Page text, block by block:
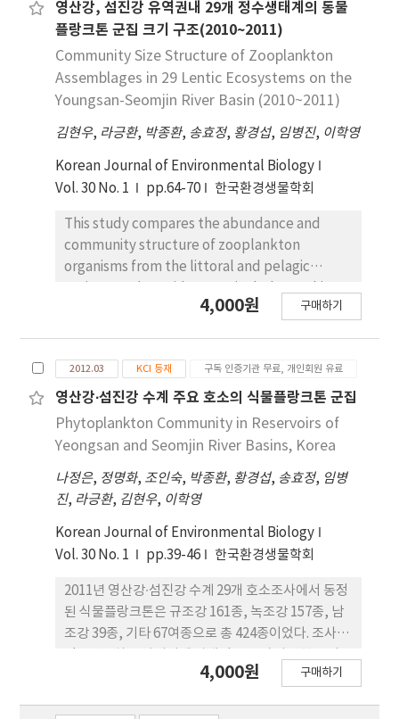
(TSIm)에 따른 영양단계 평가 결과는 연평균 중영양
상태로 나타났다. 식물플랑크톤 총 출현종수는 53종
으로 규조류 28종, 녹조류 13종, 남조류 3종, 기타 9
종이 확인되었다. 현존량은 113~2,909 cells mL-1
의 범위를 보였다. 동물플랑크톤 총 출현 종수는 16종
으로 출현 분류군별로는 윤충류 10종, 지각류와 요각
류가 각각 4종과 2종이 확인되었고 현존량은
309~435 ind. L-1의 범위로 나타났다. 저서성대형무
척추동물은 총 12목 21과 33종으로 1038개체가 출현
하였으며, 우점종은 등 줄하루살이였고 아우점종은
두점하루살이로 나타났다. 수생식물은 총 9종으로 정
수식물 8종, 부유식물 1종이 확인되었다. 생태계교란
야생식물로는 돼지풀과 물참새피가 출현하였다. 어류
는 총 30종 613개체가 확인되었다. 한국 고유종은 10
종으로 33.3%의 고유도를 나타냈고, 외래도입어종
영산강, 섬진강 유역권내 29개 정수생태계의 동물
플랑크톤 군집 크기 구조(2010~2011)
Community Size Structure of Zooplankton
Assemblages in 29 Lentic Ecosystems on the
Youngsan-Seomjin River Basin (2010~2011)
김현우, 라긍환, 박종환, 송효정, 황경섭, 임병진, 이학영
Korean Journal of Environmental Biology
Vol. 30 No. 1
pp.64-70 한국환경생물학회
This study compares the abundance and
community structure of zooplankton
organisms from the littoral and pelagic
levels vs. zooplankton abundances.
temperate lakes and reservoirs, which
belong to two different river basins
(Youngsan and Seomjin River). The spatial
pattern of rotifers was similar to that of total
fact that rotifers strongly dominated the
zooplankton community. There were
considerable spatial variations in total
zooplankton abundance (ANOVA, p＜0.01),
while there were no significant differences
both in littoral and pelagic regions in
abundance of zooplankton (ANOVA, p=0.205).
The mean abundance of zooplankton in
eutrophic systems was much higher than that
of mesotrophic systems, while significant
4,000원 구매하기
2012.03 KCI 등재 구독 인증기관 무료, 개인회원 유료
영산강∙섬진강 수계 주요 호소의 식물플랑크톤 군집
Phytoplankton Community in Reservoirs of
Yeongsan and Seomjin River Basins, Korea
나정은, 정명화, 조인숙, 박종환, 황경섭, 송효정, 임병
진, 라긍환, 김현우, 이학영
Korean Journal of Environmental Biology
Vol. 30 No. 1
pp.39-46 한국환경생물학회
2011년 영산강∙섬진강 수계 29개 호소조사에서 동정
된 식물플랑크톤은 규조강 161종, 녹조강 157종, 남
조강 39종, 기타 67여종으로 총 424종이었다. 조사기
출현하였으며 대동호, 대동제, 소포제, 군곡제, 개초
4,000원 구매하기